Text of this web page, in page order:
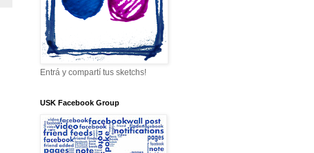
Entrá y compartí tus sketchs!
USK Facebook Group